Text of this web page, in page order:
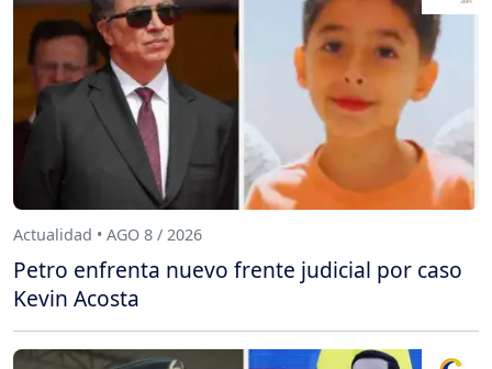
Actualidad • AGO 8 / 2026
Petro enfrenta nuevo frente judicial por caso
Kevin Acosta